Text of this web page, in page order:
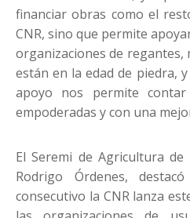
financiar obras como el
CNR, sino que permite
organizaciones de regantes,
están en la edad de piedra,
apoyo nos permite contar
empoderadas y con una
El Seremi de Agricultura
Rodrigo Órdenes,
consecutivo la CNR lanza